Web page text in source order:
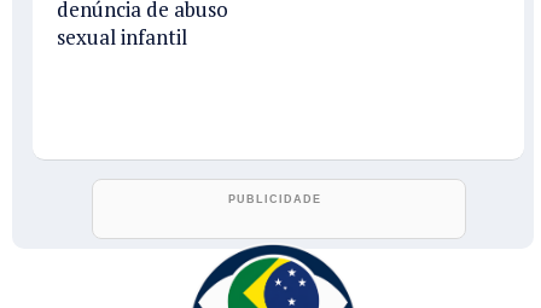
denúncia de abuso
sexual infantil